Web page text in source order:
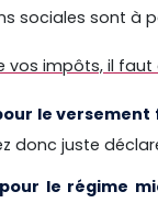
sociales sont à
impôts, il faut
le
donc juste
le régime